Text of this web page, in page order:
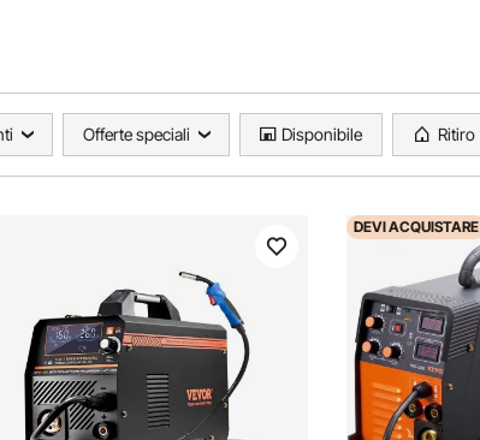
Offerte speciali Disponibile Ritiro
DEVIACQUISTARE